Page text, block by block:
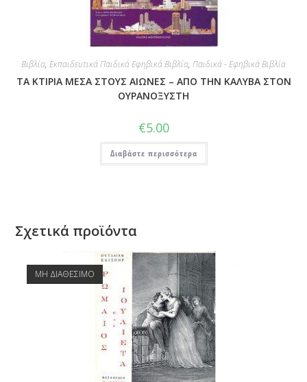
Βιβλία, Εκπαιδευτικά Παιδικά Εφηβικά Βιβλία, Παιδικά - Εφηβικά Βιβλία
ΤΑ ΚΤΙΡΙΑ ΜΕΣΑ ΣΤΟΥΣ ΑΙΩΝΕΣ – ΑΠΟ ΤΗΝ ΚΑΛΥΒΑ ΣΤΟΝ
ΟΥΡΑΝΟΞΥΣΤΗ
€5.00
Διαβάστε περισσότερα
Σχετικά προϊόντα
ΜΗ ΔΙΑΘΕΣΙΜΟ